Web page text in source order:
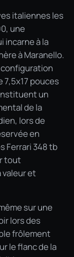
italiennes les
une
incarne à la
à Maranello.
7,5x17 pouces
un
de la
lors de
en
Ferrari 348 tb
tout
valeur et
sur une
lors des
frôlement
le flanc de la